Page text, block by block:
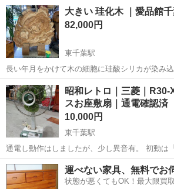
大きい 珪化木 ｜愛品館
82,000円
東千葉駅
長い年月をかけて木の細胞に珪酸シリカが染み込み
したものですが 今回のお品物は木目もしっかり残り大木だったことを
伺わせるサイズ感 色味も木質の色に水晶の白色にキラキラが混在する
暖かみがありま...
千葉 千葉市 東千葉駅 インテリア雑
昭和レトロ｜三菱｜
スお座敷扇｜通電確認済
10,000円
東千葉駅
通電し動作はしましたが、少し異音有。 初動は
根回りません。 昇降、首の傾き固定できます。
昭和レトロ品。ハガレや難ありますのでご理解
ませ。 ■本体寸法...
千葉 千葉市 東千葉駅 インテリア雑
運べない家具、無料でお
状態が悪くてもOK！最大限買